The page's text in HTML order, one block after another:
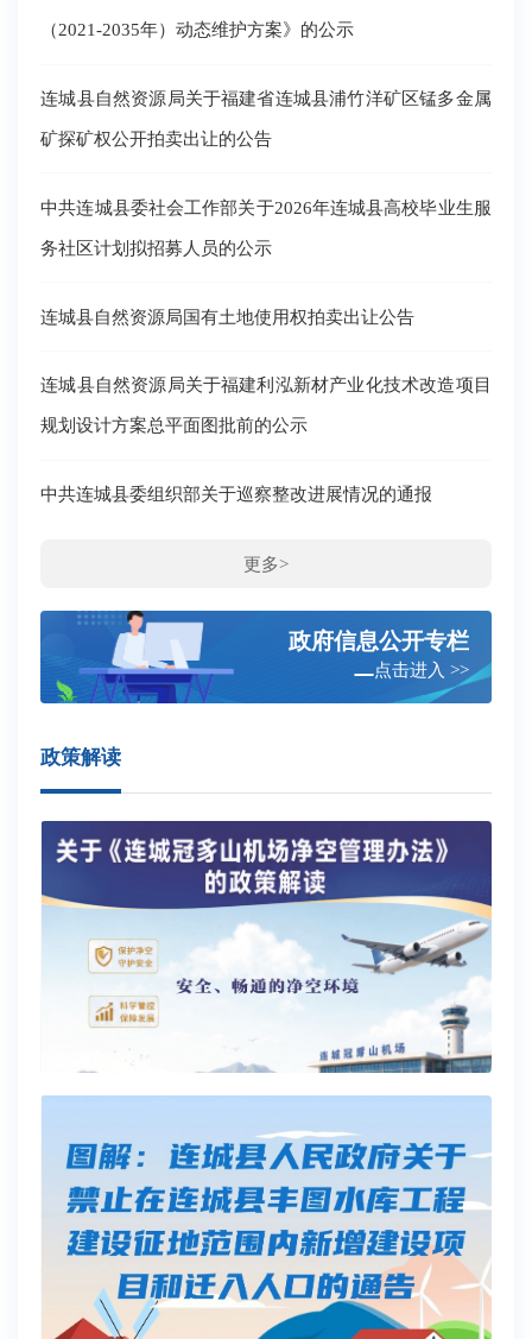
（2021-2035年）动态维护方案》的公示
连城县自然资源局关于福建省连城县浦竹洋矿区锰多金属
矿探矿权公开拍卖出让的公告
中共连城县委社会工作部关于2026年连城县高校毕业生服
务社区计划拟招募人员的公示
连城县自然资源局国有土地使用权拍卖出让公告
连城县自然资源局关于福建利泓新材产业化技术改造项目
规划设计方案总平面图批前的公示
中共连城县委组织部关于巡察整改进展情况的通报
更多>
政府信息公开专栏
点击进入 >>
政策解读